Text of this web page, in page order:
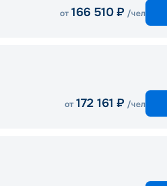
от 166 510 ₽ /чел
от 172 161 ₽ /чел